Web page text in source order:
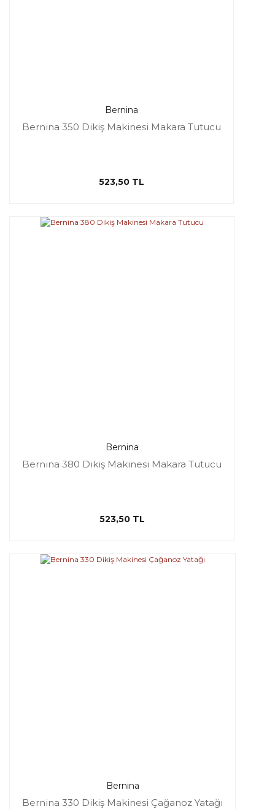
Bernina
Bernina 350 Dikiş Makinesi Makara Tutucu
523,50 TL
Bernina
Bernina 380 Dikiş Makinesi Makara Tutucu
523,50 TL
Bernina
Bernina 330 Dikiş Makinesi Çağanoz Yatağı